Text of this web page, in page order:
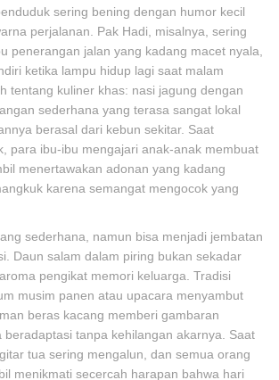
sering bening dengan humor kecil
perjalanan. Pak Hadi, misalnya, sering
penerangan jalan yang kadang macet nyala,
ketika lampu hidup lagi saat malam
tentang kuliner khas: nasi jagung dengan
sederhana yang terasa sangat lokal
berasal dari kebun sekitar. Saat
para ibu-ibu mengajari anak-anak membuat
menertawakan adonan yang kadang
karena semangat mengocok yang
sederhana, namun bisa menjadi jembatan
Daun salam dalam piring bukan sekadar
pengikat memori keluarga. Tradisi
musim panen atau upacara menyambut
beras kacang memberi gambaran
beradaptasi tanpa kehilangan akarnya. Saat
tua sering mengalun, dan semua orang
menikmati secercah harapan bahwa hari